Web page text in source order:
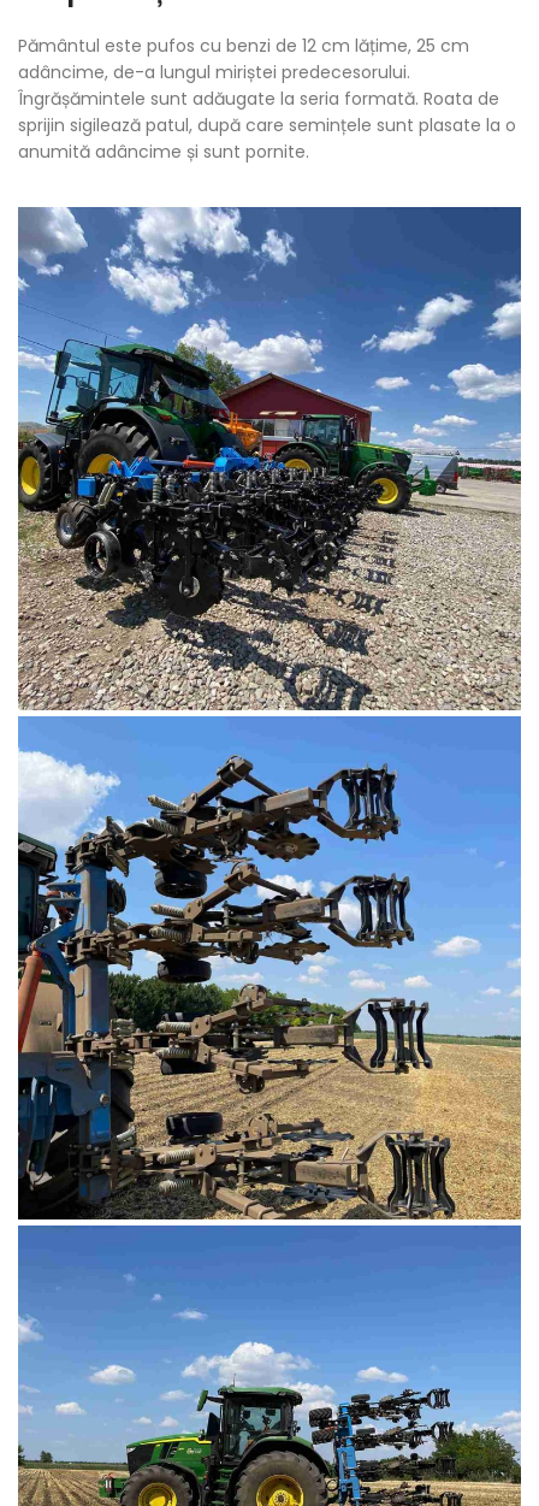
Pământul este pufos cu benzi de 12 cm lățime, 25 cm
adâncime, de-a lungul miriștei predecesorului.
Îngrășămintele sunt adăugate la seria formată. Roata de
sprijin sigilează patul, după care semințele sunt plasate la o
anumită adâncime și sunt pornite.